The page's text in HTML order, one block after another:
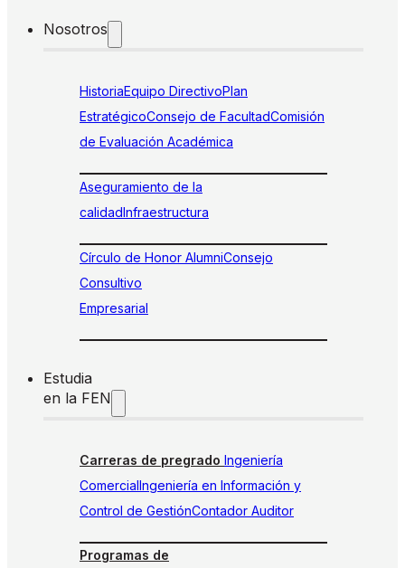
Nosotros
HistoriaEquipo DirectivoPlan
EstratégicoConsejo de FacultadComisión
de Evaluación Académica
Aseguramiento de la
calidadInfraestructura
Círculo de Honor AlumniConsejo
Consultivo
Empresarial
Estudia
en la FEN
Carreras de pregrado Ingeniería
ComercialIngeniería en Información y
Control de GestiónContador Auditor
Programas de